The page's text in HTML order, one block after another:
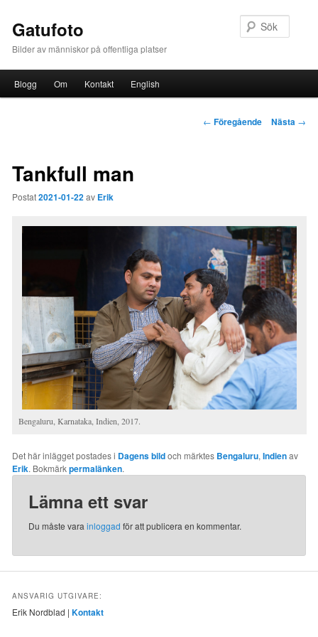
Gatufoto
Bilder av människor på offentliga platser
Hoppa till huvudinnehåll
Blogg Om Kontakt English
Inläggsnavigering
← Föregående Nästa →
Tankfull man
Postat2021-01-22 av Erik
Bengaluru, Karnataka, Indien, 2017.
Det här inlägget postades i Dagens bildoch märktes Bengaluru,Indienav
Erik. Bokmärkpermalänken.
Lämna ett svar
Du måste varainloggad för att publicera en kommentar.
ANSVARIG UTGIVARE:
Erik Nordblad |Kontakt